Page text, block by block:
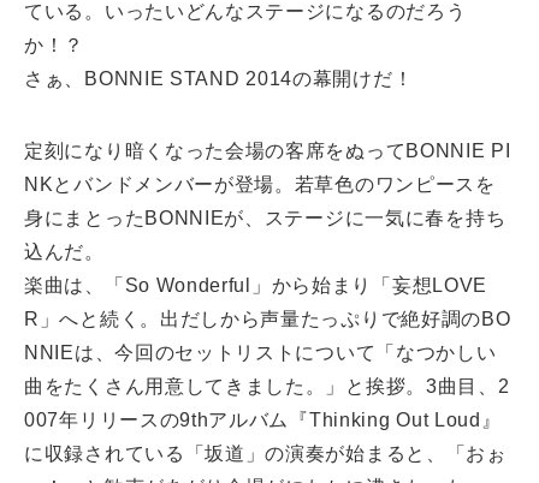
ている。いったいどんなステージになるのだろう
か！？
さぁ、BONNIE STAND 2014の幕開けだ！
定刻になり暗くなった会場の客席をぬってBONNIE PI
NKとバンドメンバーが登場。若草色のワンピースを
身にまとったBONNIEが、ステージに一気に春を持ち
込んだ。
楽曲は、「So Wonderful」から始まり「妄想LOVE
R」へと続く。出だしから声量たっぷりで絶好調のBO
NNIEは、今回のセットリストについて「なつかしい
曲をたくさん用意してきました。」と挨拶。3曲目、2
007年リリースの9thアルバム『Thinking Out Loud』
に収録されている「坂道」の演奏が始まると、「おぉ